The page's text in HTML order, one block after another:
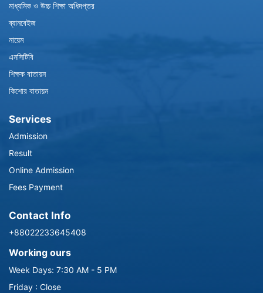
মাধ্যমিক ও উচ্চ শিক্ষা অধিদপ্তর
ব্যানবেইজ
নায়েম
এনসিটিবি
শিক্ষক বাতায়ন
কিশোর বাতায়ন
Services
Admission
Result
Online Admission
Fees Payment
Contact Info
+88022233645408
Working ours
Week Days: 7:30 AM - 5 PM
Friday : Close